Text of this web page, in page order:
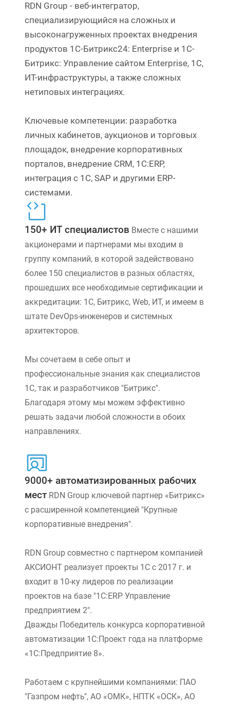
RDN Group - веб-интегратор,
специализирующийся на сложных и
высоконагруженных проектах внедрения
продуктов 1С-Битрикс24: Enterprise и 1C-
Битрикс: Управление сайтом Enterprise, 1С,
ИТ-инфраструктуры, а также сложных
нетиповых интеграциях.
Ключевые компетенции: разработка
личных кабинетов, аукционов и торговых
площадок, внедрение корпоративных
порталов, внедрение CRM, 1С:ERP,
интеграция с 1С, SAP и другими ERP-
системами.
150+ ИТ специалистов Вместе с нашими
акционерами и партнерами мы входим в
группу компаний, в которой задействовано
более 150 специалистов в разных областях,
прошедших все необходимые сертификации и
аккредитации: 1С, Битрикс, Web, ИТ, и имеем в
штате DevOps-инженеров и системных
архитекторов.
Мы сочетаем в себе опыт и
профессиональные знания как специалистов
1С, так и разработчиков "Битрикс".
Благодаря этому мы можем эффективно
решать задачи любой сложности в обоих
направлениях.
9000+ автоматизированных рабочих
мест RDN Group ключевой партнер «Битрикс»
с расширенной компетенцией "Крупные
корпоративные внедрения".
RDN Group совместно с партнером компанией
АКСИОНТ реализует проекты 1С с 2017 г. и
входит в 10-ку лидеров по реализации
проектов на базе "1С:ERP Управление
предприятием 2".
Дважды Победитель конкурса корпоративной
автоматизации 1С:Проект года на платформе
«1С:Предприятие 8».
Работаем с крупнейшими компаниями: ПАО
"Газпром нефть", АО «ОМК», НПТК «ОСК», АО